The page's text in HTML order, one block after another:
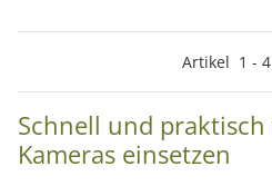
Artikel 1 - 4
Schnell und
Kameras einsetzen